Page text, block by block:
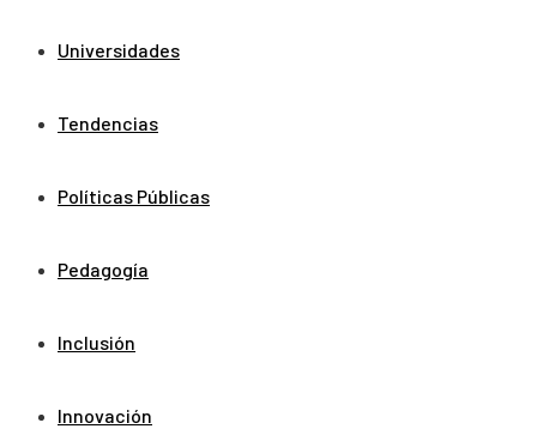
Universidades
Tendencias
Políticas Públicas
Pedagogía
Inclusión
Innovación